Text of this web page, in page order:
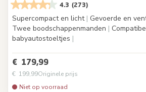
4.3 (273)
Supercompact en licht | Gevoerde en
Twee boodschappenmanden |
babyautostoeltjes |
€ 179,99
€ 199,99Originele prijs
Niet op voorraad